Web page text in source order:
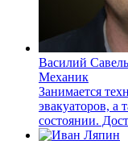
Василий
Механик
Занимается
эвакуаторов, а
состоянии.